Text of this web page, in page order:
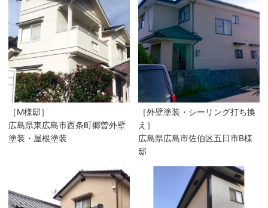
［M様邸］
広島県東広島市西条町郷曽外壁
塗装・屋根塗装
［外壁塗装・シーリング打ち換
え］
広島県広島市佐伯区五日市B様
邸